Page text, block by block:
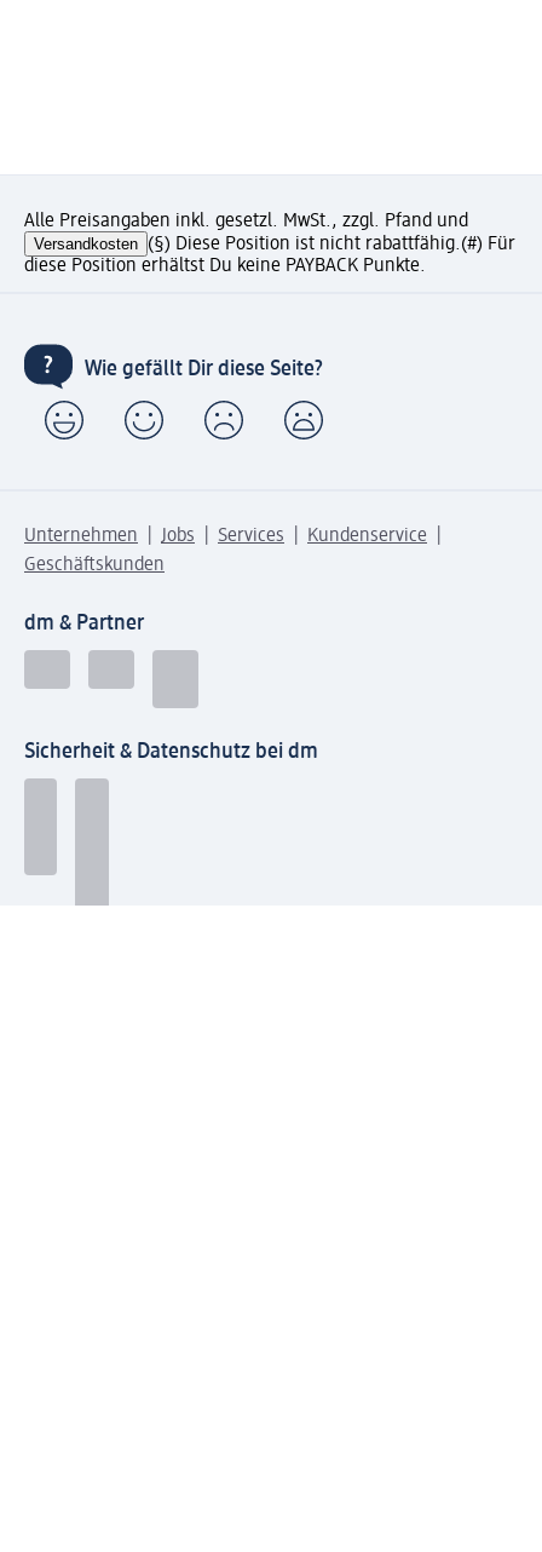
Alle Preisangaben inkl. gesetzl. MwSt., zzgl. Pfand und
Versandkosten (§) Diese Position ist nicht rabattfähig.(#) Für
diese Position erhältst Du keine PAYBACK Punkte.
Wie gefällt Dir diese Seite?
Unternehmen Jobs Services
Kundenservice
Geschäftskunden
dm & Partner
Sicherheit & Datenschutz bei dm